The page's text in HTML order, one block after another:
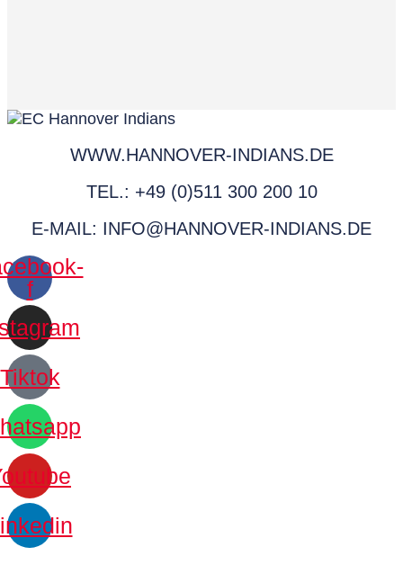
WWW.HANNOVER-INDIANS.DE
TEL.: +49 (0)511 300 200 10
E-MAIL: INFO@HANNOVER-INDIANS.DE
f
Tiktok